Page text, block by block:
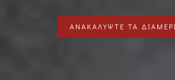
ΤΑ ΔΙΑΜΕΡΙΣΜΑΤΑ